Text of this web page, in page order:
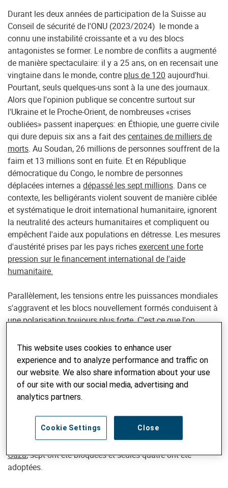
Durant les deux années de participation de la Suisse au
Conseil de sécurité de l'ONU (2023/2024) le monde a
connu une instabilité croissante et a vu des blocs
antagonistes se former. Le nombre de conflits a augmenté
de manière spectaculaire: il y a 25 ans, on en recensait une
vingtaine dans le monde, contre plus de 120 aujourd'hui.
Pourtant, seuls quelques-uns sont à la une des journaux.
Alors que l'opinion publique se concentre surtout sur
l'Ukraine et le Proche-Orient, de nombreuses «crises
oubliées» passent inaperçues: en Éthiopie, une guerre civile
qui dure depuis six ans a fait descentaines de milliers de
morts. Au Soudan, 26 millions de personnes souffrent de la
faim et 13 millions sont en fuite. Et en République
démocratique du Congo, le nombre de personnes
déplacées internes a dépassé les sept millions. Dans ce
contexte, les belligérants violent souvent de manière ciblée
et systématique le droit international humanitaire, ignorent
la neutralité des acteurs humanitaires et compliquent ou
empêchent l'aide aux populations en détresse. Les mesures
d'austérité prises par les pays richesexercent une forte
pression sur le financement international de l'aide
humanitaire.
Parallèlement, les tensions entre les puissances mondiales
s'aggravent et les blocs nouvellement formés conduisent à
une polarisation toujours plus forte. C'est ce que l'on
l'environnement ou lors de la recherche de solutions
communes sur les questions de migration et de commerce.
Tout cela rend de plus en plus impossible la résolution des
conflits par le biais de la diplomatie internationale. Ainsi,
malgré près de 75 (!) réunions depuis le début de
l'ONU n'a pas pu adopter une seule résolution sur ce conflit.
Sur le Proche-Orient également, les fossés sont évidents:
onze résolutions proposées concernant la guerre à
Gaza, sept ont été bloquées et seules quatre ont été
adoptées.
This website uses cookies to enhance user
experience and to analyze performance and traffic on
our website. We also share information about your use
of our site with our social media, advertising and
analytics partners.
Close
Cookie Settings